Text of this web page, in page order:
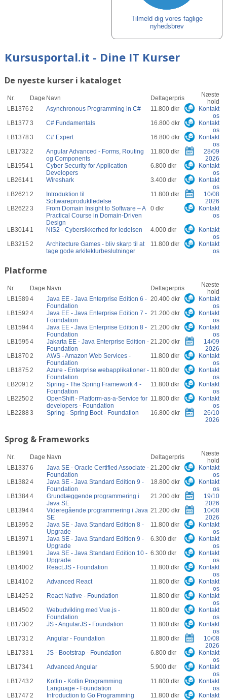
Tilmeld dig vores faglige
nyhedsbrev
Kursusportal.it - Dine IT Kurser
De nyeste kurser i kataloget
Nr. Dage Navn Deltagerpris
Næste
hold
LB1376 2 Asynchronous Programming in C# 11.800 dkr
Kontakt
os
LB1377 3 C# Fundamentals 16.800 dkr
Kontakt
os
LB1378 3 C# Expert 16.800 dkr
Kontakt
os
LB1732 2
Angular Advanced - Forms, Routing
og Components
11.800 dkr
28/09
2026
LB1954 1
Cyber Security for Application
Developers
6.800 dkr
Kontakt
os
LB2614 1 Wireshark 3.400 dkr
Kontakt
os
LB2621 2
Introduktion til
Softwareproduktledelse
11.800 dkr
10/08
2026
LB2622 3
From Domain Insight to Software – A
Practical Course in Domain-Driven
Design
0 dkr
Kontakt
os
LB3014 1 NIS2 - Cybersikkerhed for ledelsen 4.000 dkr
Kontakt
os
LB3215 2
Architecture Games - bliv skarp til at
tage gode arkitekturbeslutninger
11.800 dkr
Kontakt
os
Platforme
Nr. Dage Navn Deltagerpris
Næste
hold
LB1589 4
Java EE - Java Enterprise Edition 6 -
Foundation
20.400 dkr
Kontakt
os
LB1592 4
Java EE - Java Enterprise Edition 7 -
Foundation
21.200 dkr
Kontakt
os
LB15944
Java EE - Java Enterprise Edition 8 -
Foundation
21.200 dkr
Kontakt
os
LB1595 4
Jakarta EE - Java Enterprise Edition -
Foundation
21.200 dkr
14/09
2026
LB18702
AWS - Amazon Web Services -
Foundation
11.800 dkr
Kontakt
os
LB1875 2
Azure - Enterprise webapplikationer -
Foundation
11.800 dkr
Kontakt
os
LB2091 2
Spring - The Spring Framework 4 -
Foundation
11.800 dkr
Kontakt
os
LB22502
OpenShift - Platform-as-a-Service for
developers - Foundation
11.800 dkr
Kontakt
os
LB2288 3 Spring - Spring Boot - Foundation 16.800 dkr
26/10
2026
Sprog & Frameworks
Nr. Dage Navn Deltagerpris
Næste
hold
LB1337 6
Java SE - Oracle Certified Associate -
Foundation
21.200 dkr
Kontakt
os
LB1382 4
Java SE - Java Standard Edition 9 -
Foundation
18.800 dkr
Kontakt
os
LB13844
Grundlæggende programmering i
Java SE
21.200 dkr
19/10
2026
LB13944
Videregående programmering i Java
SE
21.200 dkr
10/08
2026
LB1395 2
Java SE - Java Standard Edition 8 -
Upgrade
11.800 dkr
Kontakt
os
LB1397 1
Java SE - Java Standard Edition 9 -
Upgrade
6.300 dkr
Kontakt
os
LB1399 1
Java SE - Java Standard Edition 10 -
Upgrade
6.300 dkr
Kontakt
os
LB14002 React.JS - Foundation 11.800 dkr
Kontakt
os
LB14102 Advanced React 11.800 dkr
Kontakt
os
LB1425 2 React Native - Foundation 11.800 dkr
Kontakt
os
LB14502
Webudvikling med Vue.js -
Foundation
11.800 dkr
Kontakt
os
LB17302 JS - AngularJS - Foundation 11.800 dkr
Kontakt
os
LB1731 2 Angular - Foundation 11.800 dkr
10/08
2026
LB1733 1 JS - Bootstrap - Foundation 6.800 dkr
Kontakt
os
LB1734 1 Advanced Angular 5.900 dkr
Kontakt
os
LB1743 2
Kotlin - Kotlin Programming
Language - Foundation
11.800 dkr
Kontakt
os
LB1747 2 Introduction to Go Programming 11.800 dkr
Kontakt